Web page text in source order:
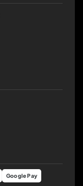
Google Pay